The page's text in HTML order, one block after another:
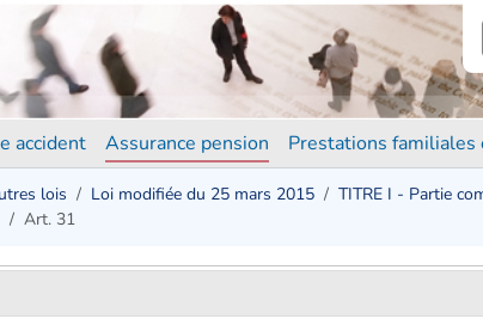
accident Assurance pension Prestations
lois Loi modifiée du 25 mars 2015 TITRE I - Partie
Art. 31